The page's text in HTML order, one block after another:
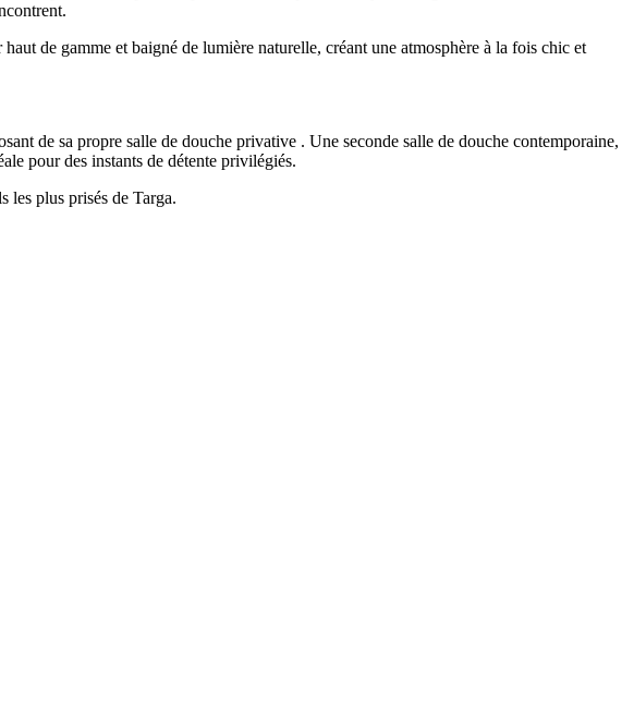
de gamme et baigné de lumière naturelle, créant une atmosphère à la fois chic et
de sa propre salle de douche privative . Une seconde salle de douche contemporaine,
pour des instants de détente privilégiés.
les plus prisés de Targa.